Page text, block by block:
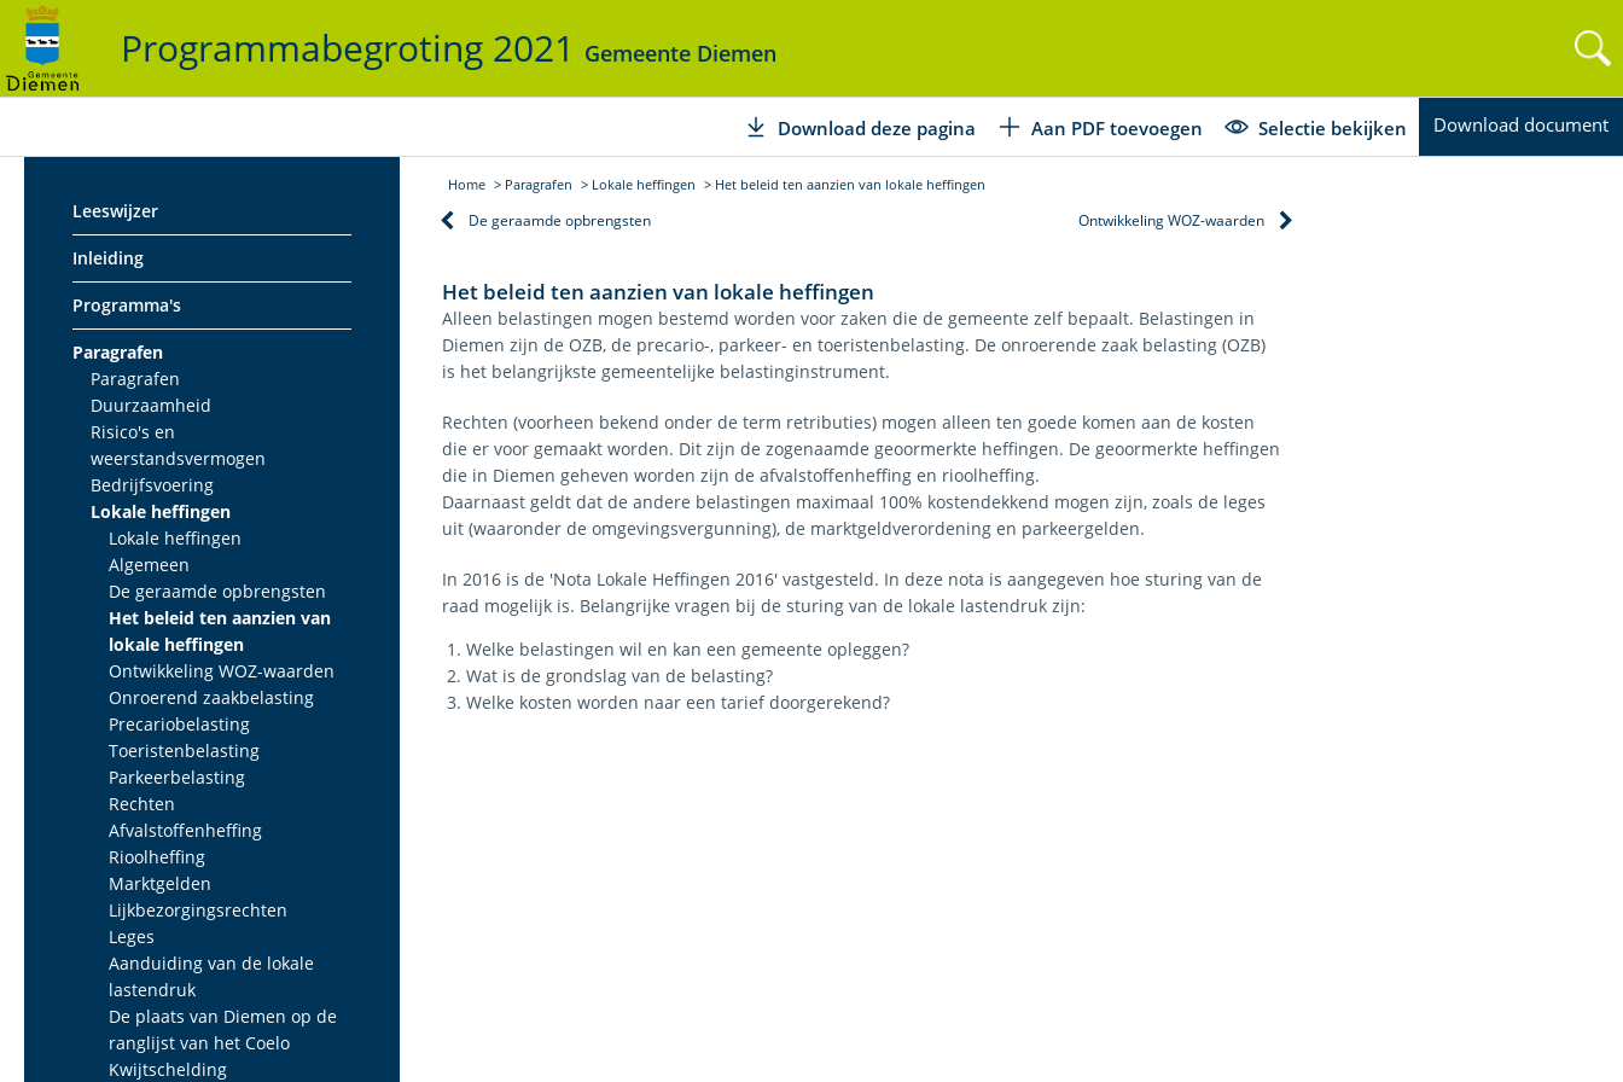
Programmabegroting 2021 Gemeente Diemen
Download deze pagina Aan PDF toevoegen Selectie bekijken Download document
Leeswijzer
Inleiding
Programma's
Paragrafen
Paragrafen
Duurzaamheid
Risico's en
weerstandsvermogen
Bedrijfsvoering
Lokale heffingen
Lokale heffingen
Algemeen
De geraamde opbrengsten
Het beleid ten aanzien van
lokale heffingen
Ontwikkeling WOZ-waarden
Onroerend zaakbelasting
Precariobelasting
Toeristenbelasting
Parkeerbelasting
Rechten
Afvalstoffenheffing
Rioolheffing
Marktgelden
Lijkbezorgingsrechten
Leges
Aanduiding van de lokale
lastendruk
De plaats van Diemen op de
ranglijst van het Coelo
Kwijtschelding
Home Paragrafen Lokale heffingen Het beleid ten aanzien van lokale heffingen
De geraamde opbrengsten Ontwikkeling WOZ-waarden
Het beleid ten aanzien van lokale heffingen
Alleen belastingen mogen bestemd worden voor zaken die de gemeente zelf bepaalt. Belastingen in
Diemen zijn de OZB, de precario-, parkeer- en toeristenbelasting. De onroerende zaak belasting (OZB)
is het belangrijkste gemeentelijke belastinginstrument.
Rechten (voorheen bekend onder de term retributies) mogen alleen ten goede komen aan de kosten
die er voor gemaakt worden. Dit zijn de zogenaamde geoormerkte heffingen. De geoormerkte heffingen
die in Diemen geheven worden zijn de afvalstoffenheffing en rioolheffing.
Daarnaast geldt dat de andere belastingen maximaal 100% kostendekkend mogen zijn, zoals de leges
uit (waaronder de omgevingsvergunning), de marktgeldverordening en parkeergelden.
In 2016 is de 'Nota Lokale Heffingen 2016' vastgesteld. In deze nota is aangegeven hoe sturing van de
raad mogelijk is. Belangrijke vragen bij de sturing van de lokale lastendruk zijn:
Welke belastingen wil en kan een gemeente opleggen?
Wat is de grondslag van de belasting?
Welke kosten worden naar een tarief doorgerekend?